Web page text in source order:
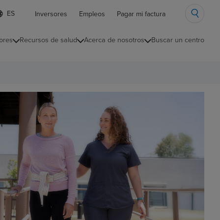
Inversores Empleos Pagar mi factura
Recursos de salud Acerca de nosotros Buscar un centro